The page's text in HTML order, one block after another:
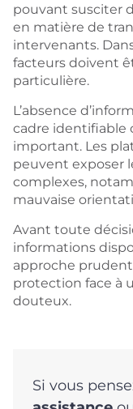
pouvant susciter
en matière de
intervenants.
facteurs doivent
particulière.
L’absence
cadre identifiable
important. Les
peuvent exposer
complexes,
mauvaise
Avant toute
informations
approche
protection face à
douteux.
Si vous